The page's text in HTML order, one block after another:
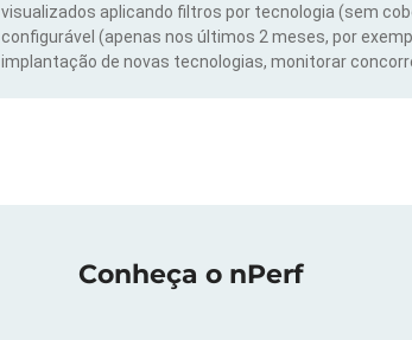
visualizados aplicando filtros por tecnologia (sem
configurável (apenas nos últimos 2 meses, por
implantação de novas tecnologias, monitorar
Conheça o nPerf